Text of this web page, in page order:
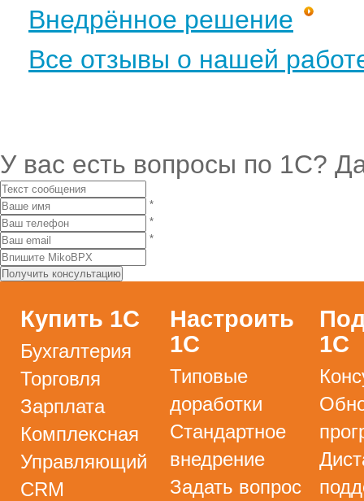
Внедрённое решение
Все отзывы о нашей
У вас есть вопросы по 1С?
*
*
*
Купить 1С
Бухгалтерия
Торговля
Зарплата
Комплексная
Управляющий
CRM
Настроить
1С
Типовые
доработки
Стандартное
внедрение
Задать вопрос
1С